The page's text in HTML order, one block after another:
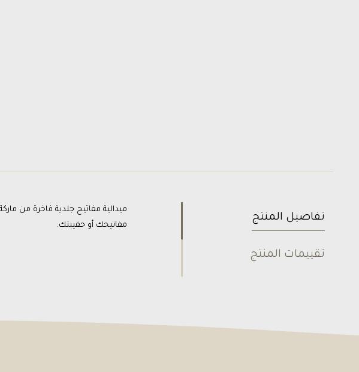
تفاصيل المنتج
تقييمات المنتج
مفاتيحك أو حقيبتك.